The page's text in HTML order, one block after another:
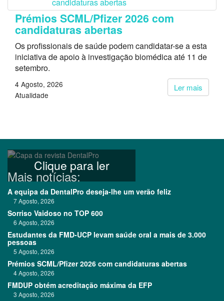
Prémios SCML/Pfizer 2026 com
candidaturas abertas
Os profissionais de saúde podem candidatar-se a esta
iniciativa de apoio à investigação biomédica até 11 de
setembro.
Ler mais
4 Agosto, 2026
Atualidade
Clique para ler
Mais notícias:
A equipa da DentalPro deseja-lhe um verão feliz
7 Agosto, 2026
Sorriso Vaidoso no TOP 600
6 Agosto, 2026
Estudantes da FMD-UCP levam saúde oral a mais de 3.000
pessoas
5 Agosto, 2026
Prémios SCML/Pfizer 2026 com candidaturas abertas
4 Agosto, 2026
FMDUP obtém acreditação máxima da EFP
3 Agosto, 2026